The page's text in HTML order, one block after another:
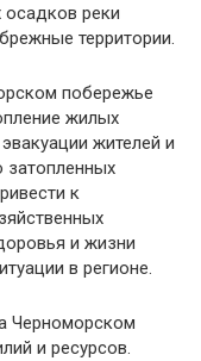
осадков реки
территории.
побережье
жилых
жителей и
затопленных
к
и жизни
в регионе.
Черноморском
и ресурсов.